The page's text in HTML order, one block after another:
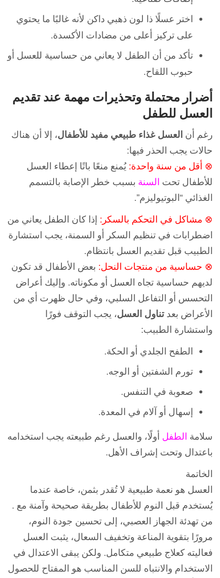
اختر عسلًا ذا لون ذهبي داكن لأنه غالبًا ما يحتوي
على تركيز أعلى من مضادات الأكسدة.
تأكد من أن الطفل لا يعاني من حساسية للعسل أو
حبوب اللقاح.
أضرار محتملة وتحذيرات مهمة عند تقديم
العسل للطفل
رغم أن العسل غذاء طبيعي مفيد للأطفال، إلا أن هناك
حالات يجب الحذر فيها:
⊗ أقل من سنة واحدة: يُمنع منعًا باتًا إعطاء العسل
للأطفال تحت السنة بسبب خطر الإصابة بالتسمم
الغذائي “البوتيوليزم”.
⊗ مشاكل في التحكم بالسكر: إذا كان الطفل يعاني من
اضطرابات في تنظيم السكر أو السمنة، يجب استشارة
الطبيب قبل تقديم العسل بانتظام.
⊗ حساسية من منتجات النحل: بعض الأطفال قد تكون
لديهم حساسية تجاه العسل أو مكوناته. وإليك أعراض
التحسس أو التفاعل السلبي، وفي حال ظهرت أي من
الأعراض بعد تناول العسل، يجب التوقف فورًا
واستشارة الطبيب:
الطفح الجلدي أو الحكة.
تورم الشفتين أو الوجه.
صعوبة في التنفس.
إسهال أو آلام في المعدة.
سلامة الطفل أولًا، والعسل رغم طبيعته يجب استخدامه
باعتدال وتحت إشراف الأهل.
الخاتمة
العسل هو نعمة طبيعية لا تُقدر بثمن، خاصة عندما
يُستخدم قبل النوم للأطفال بطريقة صحيحة وآمنة مع .
من تهدئة الجهاز العصبي، إلى تحسين جودة النوم،
مرورًا بتقوية المناعة وتخفيف السعال، يثبت العسل
فعاليته كعلاج طبيعي متكامل. ولكن يبقى الاعتدال في
الاستخدام والانتباه للسن المناسب هو المفتاح للحصول